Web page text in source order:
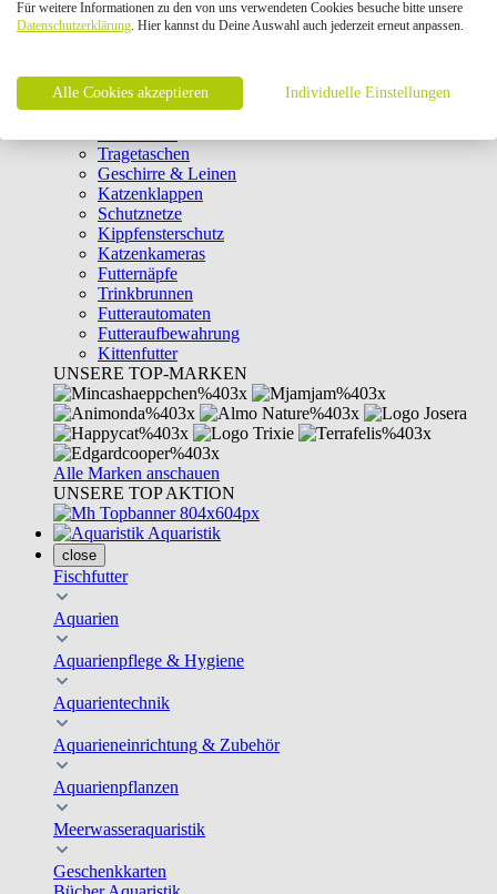
Intelligenzspielzeug
Laserpointer & Elektrospielzeug
Clicker & Target Sticks für Katzen
Weiteres Katzenspielzeug
Transportboxen
Tragetaschen
Geschirre & Leinen
Katzenklappen
Schutznetze
Kippfensterschutz
Katzenkameras
Futternäpfe
Trinkbrunnen
Futterautomaten
Futteraufbewahrung
Kittenfutter
UNSERE TOP-MARKEN
Alle Marken anschauen
UNSERE TOP AKTION
Aquaristik
close
Fischfutter
Aquarien
Aquarienpflege & Hygiene
Aquarientechnik
Aquarieneinrichtung & Zubehör
Aquarienpflanzen
Meerwasseraquaristik
Geschenkkarten
Für weitere Informationen zu den von uns verwendeten Cookies besuche bitte unsere
Datenschutzerklärung. Hier kannst du Deine Auswahl auch jederzeit erneut anpassen.
Alle Cookies akzeptieren Individuelle Einstellungen